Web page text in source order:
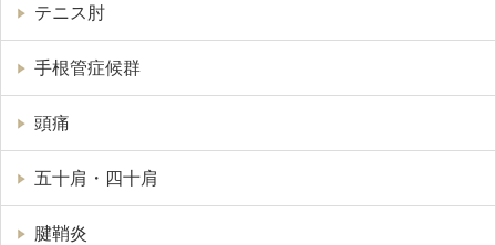
テニス肘
手根管症候群
頭痛
五十肩・四十肩
腱鞘炎